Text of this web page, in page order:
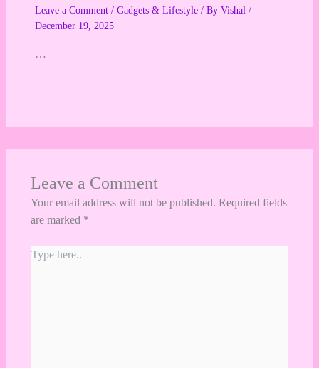
Leave a Comment / Gadgets & Lifestyle/ By Vishal /
December 19, 2025
…
Leave a Comment
Your email address will not be published. Required fields
are marked *
Type